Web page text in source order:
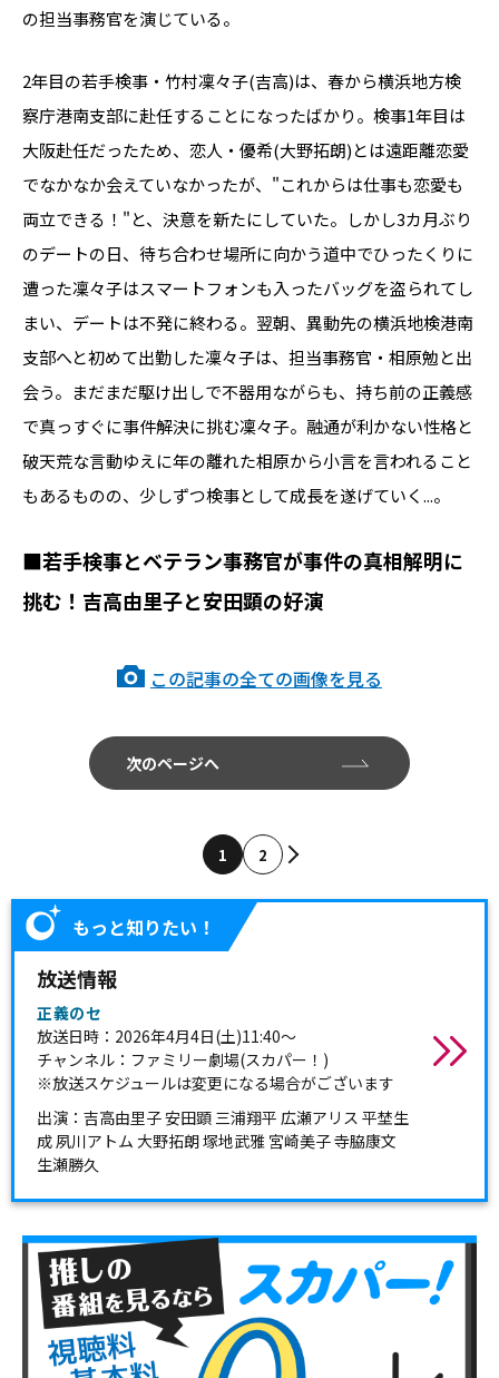
の担当事務官を演じている。
2年目の若手検事・竹村凜々子(吉高)は、春から横浜地方検
察庁港南支部に赴任することになったばかり。検事1年目は
大阪赴任だったため、恋人・優希(大野拓朗)とは遠距離恋愛
でなかなか会えていなかったが、"これからは仕事も恋愛も
両立できる！"と、決意を新たにしていた。しかし3カ月ぶり
のデートの日、待ち合わせ場所に向かう道中でひったくりに
遭った凜々子はスマートフォンも入ったバッグを盗られてし
まい、デートは不発に終わる。翌朝、異動先の横浜地検港南
支部へと初めて出勤した凜々子は、担当事務官・相原勉と出
会う。まだまだ駆け出しで不器用ながらも、持ち前の正義感
で真っすぐに事件解決に挑む凜々子。融通が利かない性格と
破天荒な言動ゆえに年の離れた相原から小言を言われること
もあるものの、少しずつ検事として成長を遂げていく...。
■若手検事とベテラン事務官が事件の真相解明に
挑む！吉高由里子と安田顕の好演
この記事の全ての画像を見る
次のページへ
1 2
もっと知りたい！
放送情報
正義のセ
放送日時：2026年4月4日(土)11:40～
チャンネル：ファミリー劇場(スカパー！)
※放送スケジュールは変更になる場合がございます
出演：吉高由里子 安田顕 三浦翔平 広瀬アリス 平埜生
成 夙川アトム 大野拓朗 塚地武雅 宮崎美子 寺脇康文
生瀬勝久